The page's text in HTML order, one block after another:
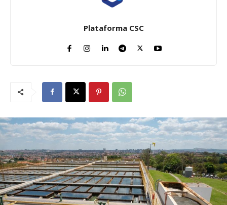
Plataforma CSC